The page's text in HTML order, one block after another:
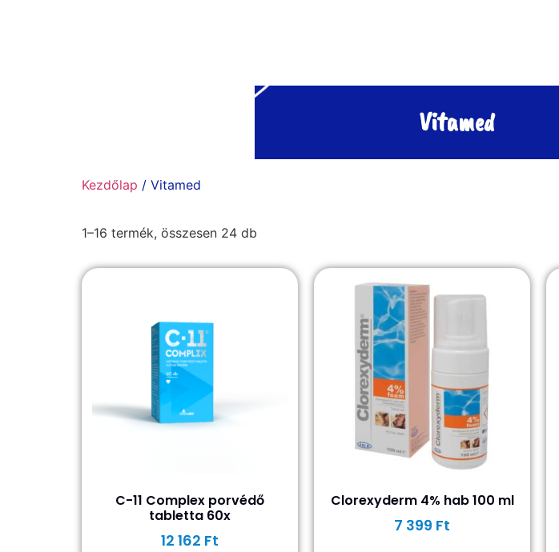
Vitamed
Kezdőlap / Vitamed
1–16 termék, összesen 24 db
C-11 Complex porvédő
tabletta 60x
12 162 Ft
Clorexyderm 4% hab 100 ml
7 399 Ft